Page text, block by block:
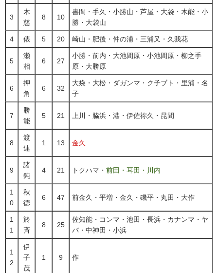
3
木
慈
8 10
書間・手久・小勝山・芦屋・大袋・木能・小
勝・大袋山
4 俵 5 20 崎山・肥後・仲の浦・三浦又・久我花
5
瀬
相
6 27
小勝・前内・大池間原・小池間原・柳之手
原・大勝原
6
押
角
6 32
大袋・大松・ダガンマ・ク子ブト・里浦・名
子
7
勝
能
5 21 上川・脇浜・港・伊佐祢久・昆間
8
渡
連
1 13 金久
9
諸
鈍
4 21 トクハマ・ 前田・耳田・川内
1
0
秋
徳
6 47 前金久・平増・金久・磯平・丸田・大作
1
1
於
斉
8 25
佐知能・コンマ・池田・長浜・カナンマ・ヤ
バ・中神田・小浜
1
2
伊
子
茂
1 9 作